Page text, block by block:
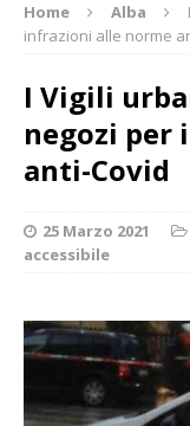
Home Alba
infrazioni alle norme
I Vigili
negozi per
anti-Covid
25 Marzo 2021
accessibile